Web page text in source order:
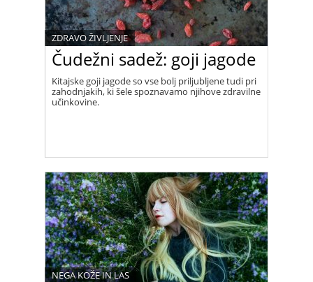
Čudežni sadež: goji jagode
ZDRAVO ŽIVLJENJE
Kitajske goji jagode so vse bolj priljubljene tudi pri
zahodnjakih, ki šele spoznavamo njihove zdravilne
učinkovine.
NEGA KOŽE IN LAS